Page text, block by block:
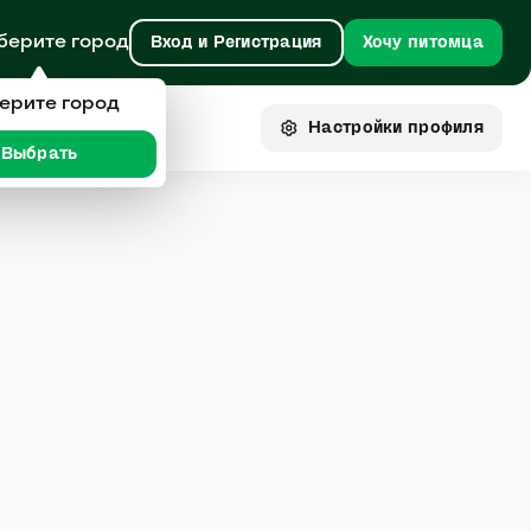
город Вход и Регистрация Хочу питомца
Настройки профиля
город
Выбрать